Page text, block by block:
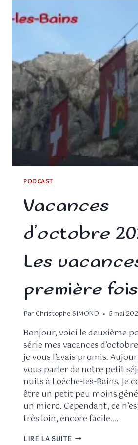
PODCAST
Vacances
d’octobre
Les
première fois
ParChristophe SIMOND 5 mai
Bonjour, voici le deuxième
série mes vacances
je vous l’avais promis.
vous parler de notre petit
nuits à Loèche-les-Bains. Je
être un petit peu moins
un micro. Cependant, ce
très loin, encore facile….
LIRE LA SUITE